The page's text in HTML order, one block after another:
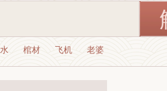
水 棺材 飞机 老婆